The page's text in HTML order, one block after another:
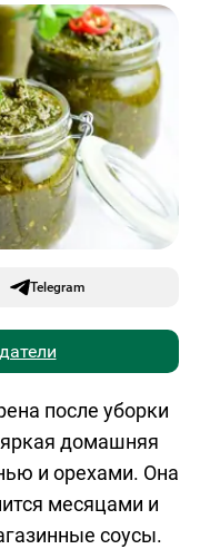
Telegram
после уборки
домашняя
и орехами. Она
месяцами и
соусы.